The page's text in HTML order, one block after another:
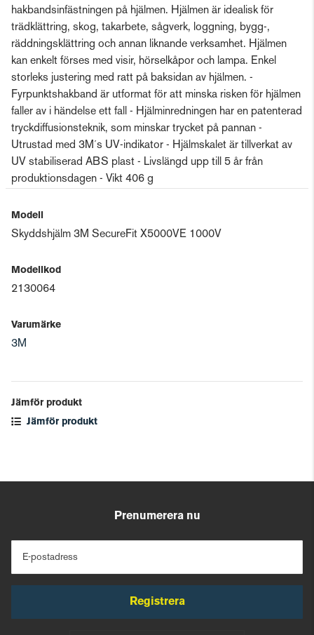
hakbandsinfästningen på hjälmen. Hjälmen är idealisk för
trädklättring, skog, takarbete, sågverk, loggning, bygg-,
räddningsklättring och annan liknande verksamhet. Hjälmen
kan enkelt förses med visir, hörselkåpor och lampa. Enkel
storleks justering med ratt på baksidan av hjälmen. -
Fyrpunktshakband är utformat för att minska risken för hjälmen
faller av i händelse ett fall - Hjälminredningen har en patenterad
tryckdiffusionsteknik, som minskar trycket på pannan -
Utrustad med 3M´s UV-indikator - Hjälmskalet är tillverkat av
UV stabiliserad ABS plast - Livslängd upp till 5 år från
produktionsdagen - Vikt 406 g
Modell
Skyddshjälm 3M SecureFit X5000VE 1000V
Modellkod
2130064
Varumärke
3M
Jämför produkt
Jämför produkt
Prenumerera nu
E-postadress
Registrera